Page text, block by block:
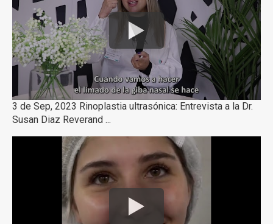
3 de Sep, 2023 Rinoplastia ultrasónica: Entrevista a la Dr.
Susan Diaz Reverand ...